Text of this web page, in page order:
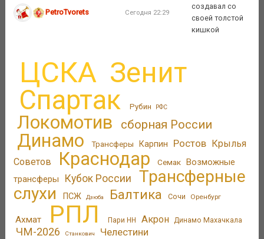
PetroTvorets Сегодня 22:29
создавал со
своей толстой
кишкой
ЦСКА Зенит
Спартак Рубин РФС
Локомотив сборная России
Динамо Трансферы Карпин Ростов
Крылья
Советов
Краснодар Семак Возможные
трансферы
Кубок России
Трансферные
слухи
ПСЖ Дзюба Балтика Сочи Оренбург
Ахмат РПЛ Пари НН Акрон Динамо Махачкала
ЧМ-2026 Станкович Челестини